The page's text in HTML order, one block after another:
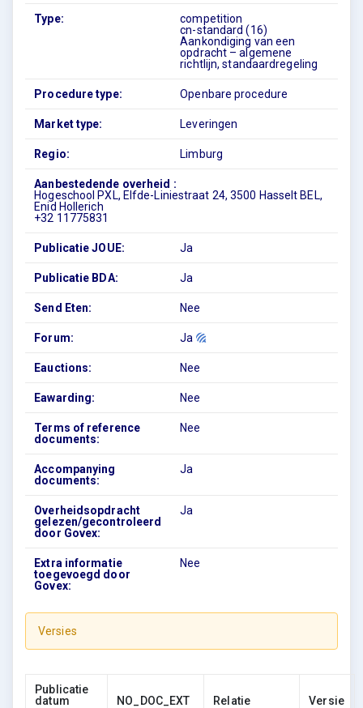
Type:
competition
cn-standard (16)
Aankondiging van een
opdracht – algemene
richtlijn, standaardregeling
Procedure type: Openbare procedure
Market type: Leveringen
Regio: Limburg
Aanbestedende overheid :
Hogeschool PXL, Elfde-Liniestraat 24, 3500 Hasselt BEL,
Enid Hollerich
+32 11775831
Publicatie JOUE: Ja
Publicatie BDA: Ja
Send Eten: Nee
Forum: Ja
Eauctions: Nee
Eawarding: Nee
Terms of reference
documents:
Nee
Accompanying
documents:
Ja
Overheidsopdracht
gelezen/gecontroleerd
door Govex:
Ja
Extra informatie
toegevoegd door
Govex:
Nee
Versies
Publicatie
datum
NO_DOC_EXT Relatie Versie